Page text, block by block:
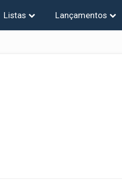
Listas Lançamentos